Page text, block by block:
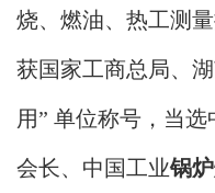
烧、燃油、热工测
获国家工商总局、
用” 单位称号，当
会长、中国工业锅